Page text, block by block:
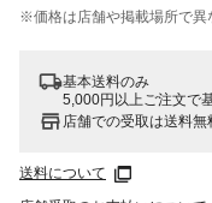
※価格は​店舗や​掲載場所で​異
基本送料のみ
5,000円以上ご注文で
店舗での受取は送料無
送料について